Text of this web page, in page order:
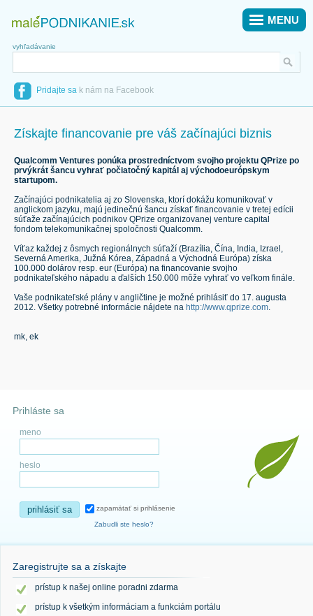
vyhľadávanie
Pridajte sa k nám na Facebook
MENU
Získajte financovanie pre váš začínajúci biznis
Qualcomm Ventures ponúka prostredníctvom svojho projektu QPrize po
prvýkrát šancu vyhrať počiatočný kapitál aj východoeurópskym
startupom.
Začínajúci podnikatelia aj zo Slovenska, ktorí dokážu komunikovať v
anglickom jazyku, majú jedinečnú šancu získať financovanie v tretej edícii
súťaže začínajúcich podnikov QPrize organizovanej venture capital
fondom telekomunikačnej spoločnosti Qualcomm.
Víťaz každej z ôsmych regionálnych súťaží (Brazília, Čína, India, Izrael,
Severná Amerika, Južná Kórea, Západná a Východná Európa) získa
100.000 dolárov resp. eur (Európa) na financovanie svojho
podnikateľského nápadu a ďalších 150.000 môže vyhrať vo veľkom finále.
Vaše podnikateľské plány v angličtine je možné prihlásiť do 17. augusta
2012. Všetky potrebné informácie nájdete na http://www.qprize.com.
mk, ek
Prihláste sa
meno
heslo
prihlásiť sa zapamätať si prihlásenie
Zabudli ste heslo?
Zaregistrujte sa a získajte
prístup k našej online poradni zdarma
prístup k všetkým informáciam a funkciám portálu